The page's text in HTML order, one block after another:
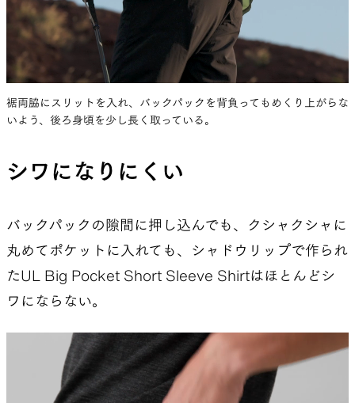
夏目
「完成した」と思ったことが少なくとも3回
あったけど、そのたびにやり直して、気が付けば4
年が経っていた。
廣野ビッグシルエットとは言い切れないし、寸法
ると大きく見えて、しかもすっきりとかっこよくバ
でも感動しました。「いいものができた」と思え
た瞬間でした。でも旅はまだ終わっていないのか
もしれません。
裾両脇にスリットを入れ、バックパックを背負ってもめくり上がらな
いよう、後ろ身頃を少し長く取っている。
シワになりにくい
バックパックの隙間に押し込んでも、クシャクシャに
丸めてポケットに入れても、シャドウリップで作られ
たUL Big Pocket Short Sleeve Shirtはほとんどシ
ワにならない。